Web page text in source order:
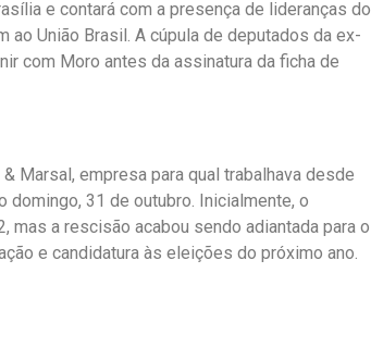
e contará com a presença de lideranças do
ao União Brasil. A cúpula de deputados da ex-
com Moro antes da assinatura da ficha de
Marsal, empresa para qual trabalhava desde
domingo, 31 de outubro. Inicialmente, o
a rescisão acabou sendo adiantada para o
e candidatura às eleições do próximo ano.